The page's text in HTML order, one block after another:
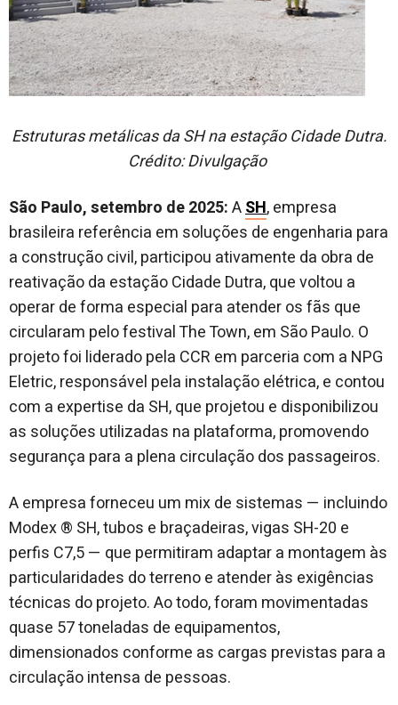
Estruturas metálicas da SH na estação Cidade Dutra.
Crédito: Divulgação
São Paulo, setembro de 2025:ASH, empresa
brasileira referência em soluções de engenharia para
a construção civil, participou ativamente da obra de
reativação da estação Cidade Dutra, que voltou a
operar de forma especial para atender os fãs que
circularam pelo festival The Town, em São Paulo. O
projeto foi liderado pela CCR em parceria com a NPG
Eletric, responsável pela instalação elétrica, e contou
com a expertise da SH, que projetou e disponibilizou
as soluções utilizadas na plataforma, promovendo
segurança para a plena circulação dos passageiros.
A empresa forneceu um mix de sistemas — incluindo
Modex ® SH, tubos e braçadeiras, vigas SH-20 e
perfis C7,5 — que permitiram adaptar a montagem às
particularidades do terreno e atender às exigências
técnicas do projeto. Ao todo, foram movimentadas
quase 57 toneladas de equipamentos,
dimensionados conforme as cargas previstas para a
circulação intensa de pessoas.